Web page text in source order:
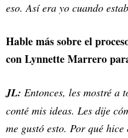
eso. Así era yo cuando
Hable más sobre el
con Lynnette Marrero
JL: Entonces, les mostré a
conté mis ideas. Les dije
me gustó esto. Por qué